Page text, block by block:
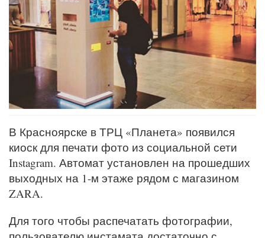
В Красноярске в ТРЦ «Планета» появился
киоск для печати фото из социальной сети
Instagram. Автомат установлен на прошедших
выходных на 1-м этаже рядом с магазином
ZARA.
Для того чтобы распечатать фотографии,